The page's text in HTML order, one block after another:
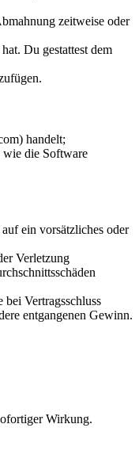
zeitweise oder
Du gestattest dem
handelt;
wie die Software
ein vorsätzliches oder
Verletzung
Vertragsschluss
entgangenen Gewinn.
Wirkung.